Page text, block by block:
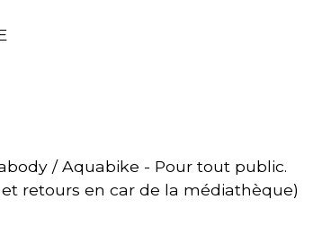
/ Aquabike - Pour tout public.
retours en car de la médiathèque)